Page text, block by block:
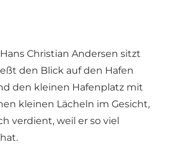
Christian Andersen sitzt
den Blick auf den Hafen
den kleinen Hafenplatz mit
kleinen Lächeln im Gesicht,
verdient, weil er so viel